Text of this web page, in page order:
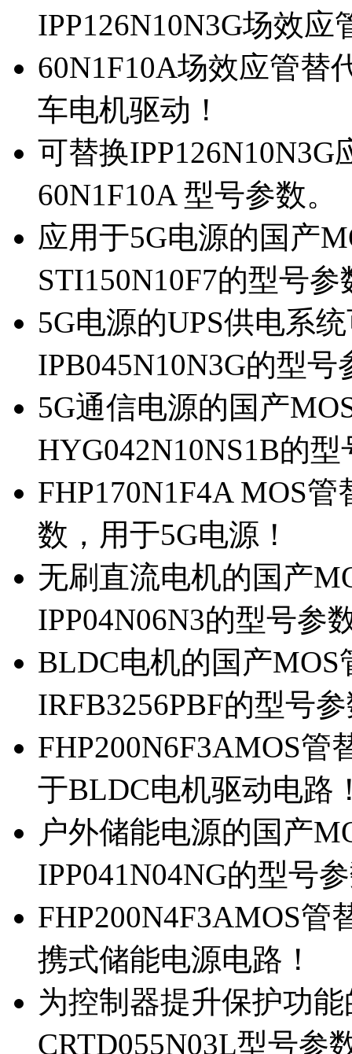
IPP126N10N3G场效应
60N1F10A场效应管替
车电机驱动！
可替换
60N1F10A 型号参数。
应用于5G电源的国产
STI150N10F7的型号参
5G电源的UPS供电系
IPB045N10N3G的型号
5G通信电源的国产
HYG042N10NS1B的
FHP170N1F4A MOS
数，用于5G电源！
无刷直流电机的国产
IPP04N06N3的型号参
BLDC电机的国产MOS
IRFB3256PBF的型号
FHP200N6F3AMOS管
于BLDC电机驱动电路
户外储能电源的国产
IPP041N04NG的型号
FHP200N4F3AMOS管
携式储能电源电路！
为控制器提升保护功
CRTD055N03L型号参